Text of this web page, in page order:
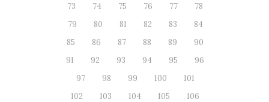
73
74 75 76 77
78
79
80 81 82 83
84
85
86 87 88 89
90
91
92 93 94 95
96
97
98 99 100
101
102
103 104 105
106